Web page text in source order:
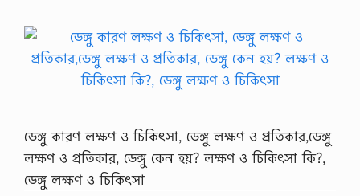
ডেঙ্গু কারণ লক্ষণ ও চিকিৎসা, ডেঙ্গু লক্ষণ ও প্রতিকার,ডেঙ্গু
লক্ষণ ও প্রতিকার, ডেঙ্গু কেন হয়? লক্ষণ ও চিকিৎসা কি?,
ডেঙ্গু লক্ষণ ও চিকিৎসা